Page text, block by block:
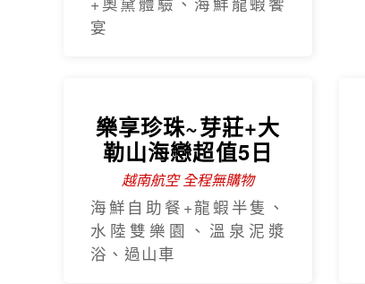
宴
樂享珍珠~芽莊+大
勒山海戀超值5日
越南航空 全程無購物
海鮮自助餐+龍蝦半隻、
水陸雙樂園、溫泉泥漿
浴、過山車